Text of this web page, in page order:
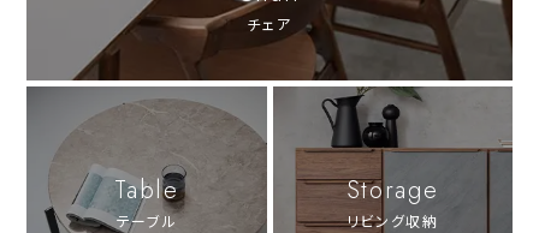
チェア
Table
テーブル
Storage
リビング収納